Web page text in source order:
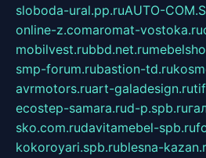
sloboda-ural.pp.ruAUTO-
online-z.comaromat-vostoka.ru
mobilvest.rubbd.net.ru
smp-forum.rubastion-td.ru
avrmotors.ruart-galadesign.ru
ecostep-samara.rud-p.spb.ru
sko.com.rudavitamebel-spb.ru
kokoroyari.spb.rublesna-